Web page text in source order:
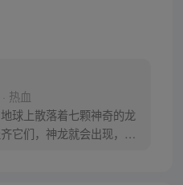
热血
球上散落着七颗神奇的龙
它们，神龙就会出现，并